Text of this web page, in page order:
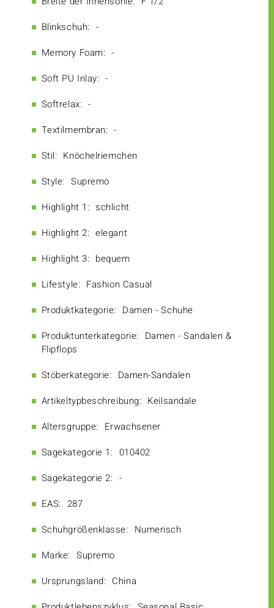
Blinkschuh: -
Memory Foam: -
Soft PU Inlay: -
Softrelax: -
Textilmembran: -
Stil: Knöchelriemchen
Style: Supremo
Highlight 1: schlicht
Highlight 2: elegant
Highlight 3: bequem
Lifestyle: Fashion Casual
Produktkategorie: Damen - Schuhe
Produktunterkategorie: Damen - Sandalen &
Flipflops
Stöberkategorie: Damen-Sandalen
Artikeltypbeschreibung: Keilsandale
Altersgruppe: Erwachsener
Sagekategorie 1: 010402
Sagekategorie 2: -
EAS: 287
Schuhgrößenklasse: Numerisch
Marke: Supremo
Ursprungsland: China